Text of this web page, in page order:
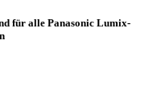
für alle Panasonic Lumix-